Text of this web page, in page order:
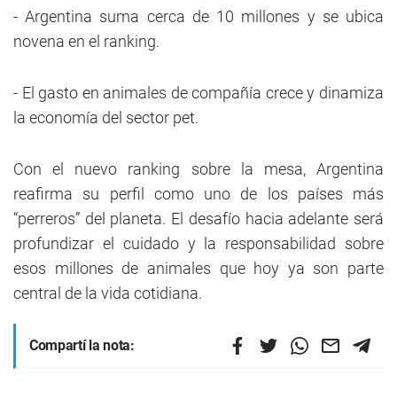
- Argentina suma cerca de 10 millones y se ubica
novena en el ranking.
- El gasto en animales de compañía crece y dinamiza
la economía del sector pet.
Con el nuevo ranking sobre la mesa, Argentina
reafirma su perfil como uno de los países más
“perreros” del planeta. El desafío hacia adelante será
profundizar el cuidado y la responsabilidad sobre
esos millones de animales que hoy ya son parte
central de la vida cotidiana.
Compartí la nota: